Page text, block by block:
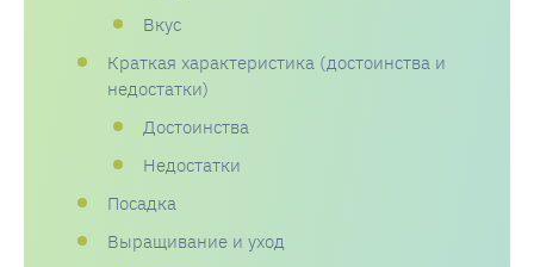
Вкус
Краткая характеристика (достоинства и
недостатки)
Достоинства
Недостатки
Посадка
Выращивание и уход